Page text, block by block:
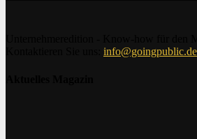
info@goingpublic.de